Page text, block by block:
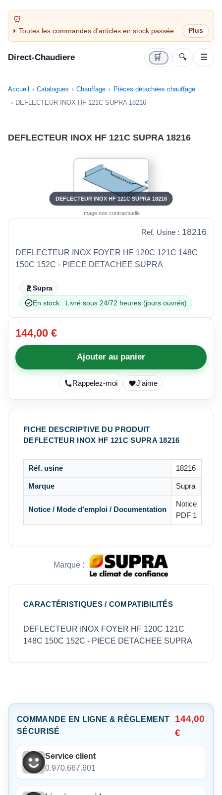
Toutes les commandes d'articles en stock passées
avant 14H sont expédiées le jour même (jours
Direct-Chaudiere 🛒 🔍 ☰
Accueil Catalogues Chauffage
Pièces détachées chauffage
DEFLECTEUR INOX HF 121C SUPRA 18216
DEFLECTEUR INOX HF 121C SUPRA 18216
DEFLECTEUR INOX HF 121C SUPRA 18216
Image non contractuelle
Ref. Usine : 18216
DEFLECTEUR INOX FOYER HF 120C 121C 148C
150C 152C - PIECE DETACHEE SUPRA
Supra
En stock : Livré sous 24/72 heures (jours ouvrés)
144,00 €
Ajouter au panier
Rappelez-moi J'aime
FICHE DESCRIPTIVE DU PRODUIT
DEFLECTEUR INOX HF 121C SUPRA 18216
Réf. usine 18216
Marque Supra
Notice / Mode d'emploi / Documentation
Notice
PDF 1
Marque :
CARACTÉRISTIQUES / COMPATIBILITÉS
DEFLECTEUR INOX FOYER HF 120C 121C
148C 150C 152C - PIECE DETACHEE SUPRA
COMMANDE EN LIGNE & RÈGLEMENT
SÉCURISÉ
144,00
€
Service client
0.970.667.601